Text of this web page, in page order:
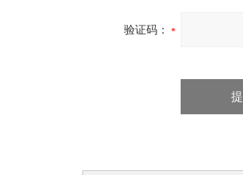
验证码：